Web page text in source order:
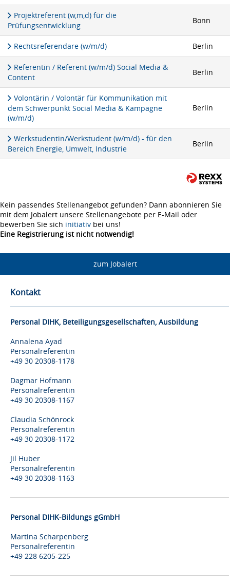
Projektreferent (w,m,d) für die
Prüfungsentwicklung
Bonn
Rechtsreferendare (w/m/d) Berlin
Referentin / Referent (w/m/d) Social Media &
Content
Berlin
Volontärin / Volontär für Kommunikation mit
dem Schwerpunkt Social Media & Kampagne
(w/m/d)
Berlin
Werkstudentin/Werkstudent (w/m/d) - für den
Bereich Energie, Umwelt, Industrie
Berlin
Kein passendes Stellenangebot gefunden? Dann abonnieren Sie
mit dem Jobalert unsere Stellenangebote per E-Mail oder
bewerben Sie sich initiativ bei uns!
Eine Registrierung ist nicht notwendig!
zum Jobalert
Kontakt
Personal DIHK, Beteiligungsgesellschaften, Ausbildung
Annalena Ayad
Personalreferentin
+49 30 20308-1178
Dagmar Hofmann
Personalreferentin
+49 30 20308-1167
Claudia Schönrock
Personalreferentin
+49 30 20308-1172
Jil Huber
Personalreferentin
+49 30 20308-1163
Personal DIHK-Bildungs gGmbH
Martina Scharpenberg
Personalreferentin
+49 228 6205-225